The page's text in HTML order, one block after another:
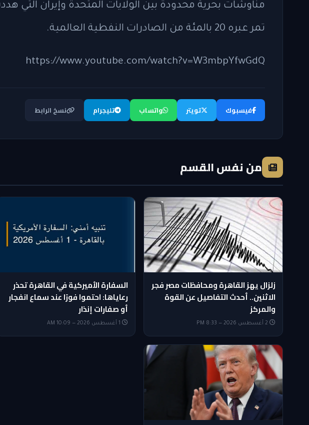
مناوشات بحرية محدودة بين الولايات المتحدة وإيران التي
تمر عبره 20 بالمئة من الصادرات النفطية العالمية.
https://www.youtube.com/watch?v=W3mbpYfwGdQ
فيسبوك تويتر واتساب تليجرام نسخ الرابط
من نفس القسم
زلزال يهز القاهرة ومحافظات مصر فجر
الاثنين.. أحدث التفاصيل عن القوة
والمركز
السفارة الأميركية في القاهرة تحذر
رعاياها: احتموا فورًا عند سماع انفجار
أو صفارات إنذار